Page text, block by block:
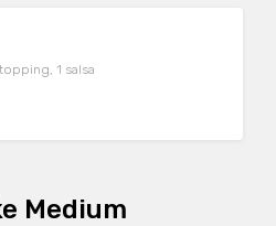
1 salsa
Medium